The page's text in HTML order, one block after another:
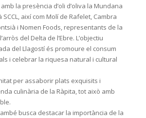
la presència d’oli d’oliva la Mundana
SCCL, així com Molí de Rafelet, Cambra
i Nomen Foods, representants de la
del Delta de l’Ebre. L’objectiu
del Llagostí és promoure el consum
i celebrar la riquesa natural i cultural
per assaborir plats exquisits i
culinària de la Ràpita, tot això amb
busca destacar la importància de la